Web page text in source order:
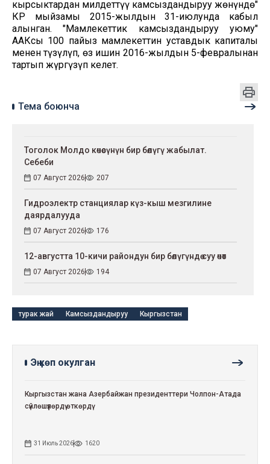
кырсыктардан милдеттүү камсыздандыруу жөнүндө"
КР мыйзамы 2015-жылдын 31-июлунда кабыл
алынган. "Мамлекеттик камсыздандыруу уюму"
ААКсы 100 пайыз мамлекеттин уставдык капиталы
менен түзүлүп, өз ишин 2016-жылдын 5-февралынан
тартып жүргүзүп келет.
Тема боюнча
Тоголок Молдо көчөсүнүн бир бөлүгү жабылат.
Себеби
07 Август 2026 207
Гидроэлектр станциялар күз-кыш мезгилине
даярдалууда
07 Август 2026 176
12-августта 10-кичи райондун бир бөлүгүндө суу өчөт
07 Август 2026 194
турак жай Камсыздандыруу Кыргызстан
Эң көп окулган
Кыргызстан жана Азербайжан президенттери Чолпон-Атада
сүйлөшүүлөрдү өткөрдү
31 Июль 2026 1620